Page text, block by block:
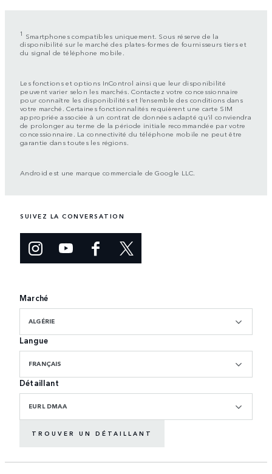
1 Smartphones compatibles uniquement. Sous réserve de la
disponibilité sur le marché des plates-formes de fournisseurs tiers et
du signal de téléphone mobile.
Les fonctions et options InControl ainsi que leur disponibilité
peuvent varier selon les marchés. Contactez votre concessionnaire
pour connaître les disponibilités et l’ensemble des conditions dans
votre marché. Certaines fonctionnalités requièrent une carte SIM
appropriée associée à un contrat de données adapté qu’il conviendra
de prolonger au terme de la période initiale recommandée par votre
concessionnaire. La connectivité du téléphone mobile ne peut être
garantie dans toutes les régions.
Android est une marque commerciale de Google LLC.
SUIVEZ LA CONVERSATION
Marché
ALGÉRIE
Langue
FRANÇAIS
Détaillant
EURL DMAA
TROUVER UN DÉTAILLANT